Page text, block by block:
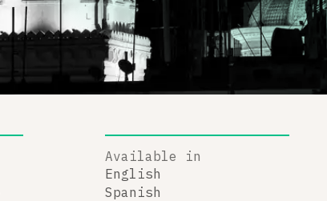
Available in
English
Spanish